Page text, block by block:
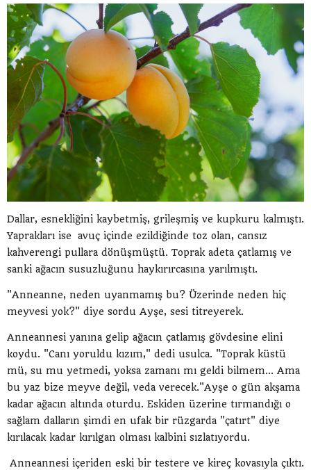
Dallar, esnekliğini kaybetmiş, grileşmiş ve kupkuru kalmıştı.
Yaprakları ise avuç içinde ezildiğinde toz olan, cansız
kahverengi pullara dönüşmüştü. Toprak adeta çatlamış ve
sanki ağacın susuzluğunu haykırırcasına yarılmıştı.
"Anneanne, neden uyanmamış bu? Üzerinde neden hiç
meyvesi yok?" diye sordu Ayşe, sesi titreyerek.
Anneannesi yanına gelip ağacın çatlamış gövdesine elini
koydu. "Canı yoruldu kızım," dedi usulca. "Toprak küstü
mü, su mu yetmedi, yoksa zamanı mı geldi bilmem... Ama
bu yaz bize meyve değil, veda verecek."Ayşe o gün akşama
kadar ağacın altında oturdu. Eskiden üzerine tırmandığı o
sağlam dalların şimdi en ufak bir rüzgarda "çatırt" diye
kırılacak kadar kırılgan olması kalbini sızlatıyordu.
Anneannesi içeriden eski bir testere ve kireç kovasıyla çıktı.